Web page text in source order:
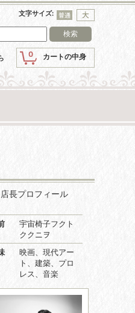
文字サイズ:
0 カートの中身
店長プロフィール
宇宙椅子フクト
ククニヲ
映画、現代アー
ト、建築、プロ
レス、音楽